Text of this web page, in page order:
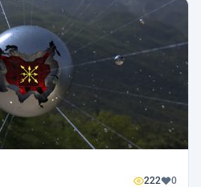
222 0